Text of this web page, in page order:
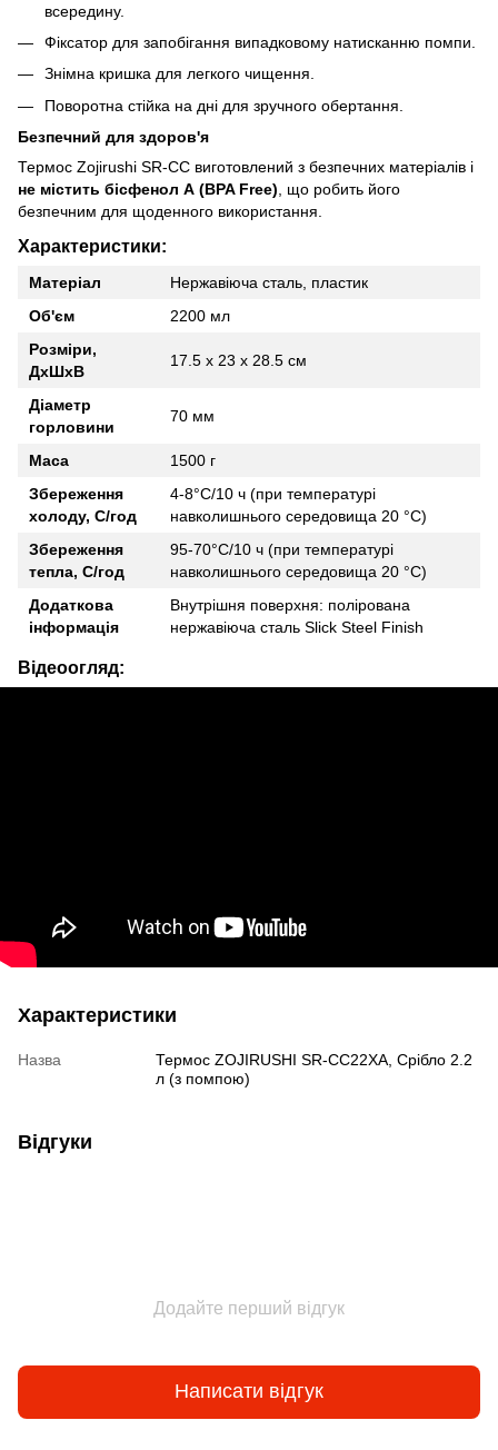
всередину.
Фіксатор для запобігання випадковому натисканню помпи.
Знімна кришка для легкого чищення.
Поворотна стійка на дні для зручного обертання.
Безпечний для здоров'я
Термос Zojirushi SR-CC виготовлений з безпечних матеріалів і
не містить бісфенол А (BPA Free) , що робить його
безпечним для щоденного використання.
Характеристики:
Матеріал
Нержавіюча сталь, пластик
Об'єм
2200 мл
Розміри,
ДхШхВ
17.5 х 23 х 28.5 см
Діаметр
горловини
70 мм
Маса
1500 г
Збереження
холоду, C/год
4-8°С/10 ч (при температурі
навколишнього середовища 20 °С)
Збереження
тепла, C/год
95-70°С/10 ч (при температурі
навколишнього середовища 20 °С)
Додаткова
інформація
Внутрішня поверхня: полірована
нержавіюча сталь Slick Steel Finish
Відеоогляд:
Характеристики
Назва
Термос ZOJIRUSHI SR-CC22XA, Срібло 2.2
л (з помпою)
Відгуки
Додайте перший відгук
Написати відгук